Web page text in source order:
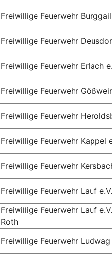
Freiwillige Feuerwehr
Freiwillige Feuerwehr
Freiwillige Feuerwehr Erlach
Freiwillige Feuerwehr
Freiwillige Feuerwehr
Freiwillige Feuerwehr Kappel
Freiwillige Feuerwehr
Freiwillige Feuerwehr Lauf e.V.
Freiwillige Feuerwehr Lauf
Roth
Freiwillige Feuerwehr Ludwag